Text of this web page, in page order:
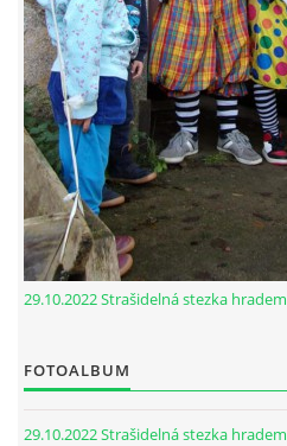
29.10.2022 Strašidelná stezka hradem
FOTOALBUM
29.10.2022 Strašidelná stezka hradem